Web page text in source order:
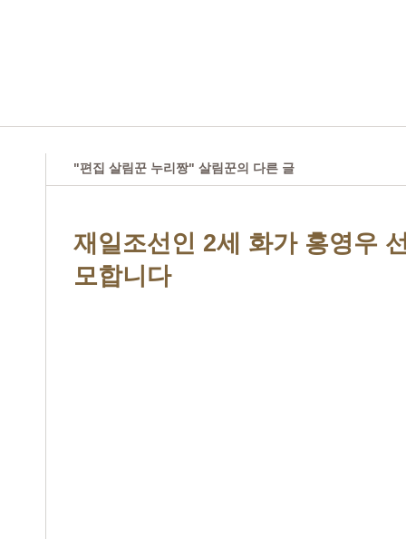
"편집 살림꾼 누리짱" 살림꾼의 다른 글
재일조선인 2세 화가 홍영우
모합니다